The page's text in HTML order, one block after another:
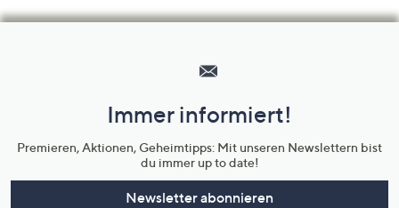
Unternehmensinformationen
Immer informiert!
Premieren, Aktionen, Geheimtipps: Mit unseren Newslettern bist
du immer up to date!
Newsletter abonnieren